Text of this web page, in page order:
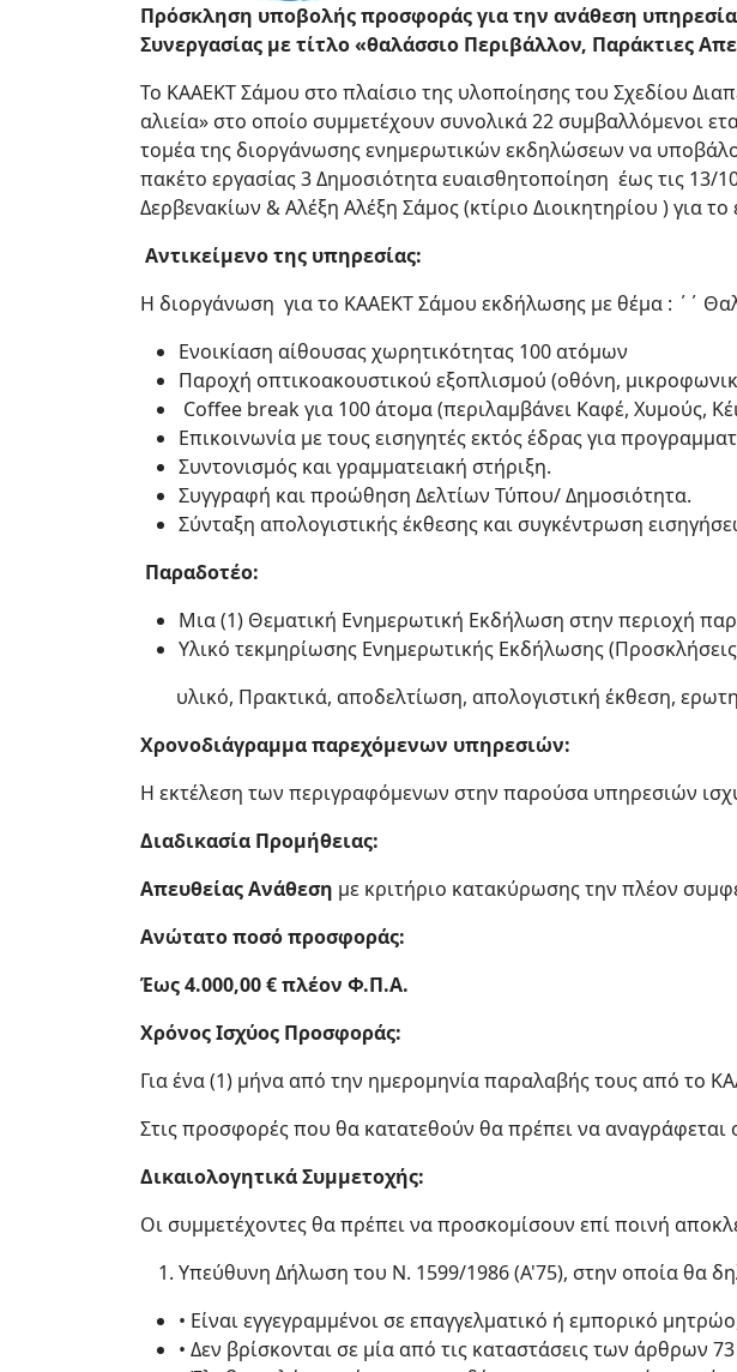
Text
Πρόσκληση υποβολής προσφοράς για την ανάθεση
Συνεργασίας με τίτλο «θαλάσσιο Περιβάλλον, Παράκτιες
Το ΚΑΑΕΚΤ Σάμου στο πλαίσιο της υλοποίησης του Σχεδίου
αλιεία» στο οποίο συμμετέχουν συνολικά 22 συμβαλλόμενοι
τομέα της διοργάνωσης ενημερωτικών εκδηλώσεων να
πακέτο εργασίας 3 Δημοσιότητα ευαισθητοποίηση έως τις
Δερβενακίων & Αλέξη Αλέξη Σάμος (κτίριο Διοικητηρίου ) για το
Αντικείμενο της υπηρεσίας:
Η διοργάνωση για το ΚΑΑΕΚΤ Σάμου εκδήλωσης με θέμα : ΄΄
Ενοικίαση αίθουσας χωρητικότητας 100 ατόμων
Παροχή οπτικοακουστικού εξοπλισμού (οθόνη,
Coffee break για 100 άτομα (περιλαμβάνει Καφέ, Χυμούς,
Επικοινωνία με τους εισηγητές εκτός έδρας για
Συντονισμός και γραμματειακή στήριξη.
Συγγραφή και προώθηση Δελτίων Τύπου/ Δημοσιότητα.
Σύνταξη απολογιστικής έκθεσης και συγκέντρωση
Παραδοτέο:
Μια (1) Θεματική Ενημερωτική Εκδήλωση στην περιοχή
Υλικό τεκμηρίωσης Ενημερωτικής Εκδήλωσης
υλικό, Πρακτικά, αποδελτίωση, απολογιστική έκθεση,
Χρονοδιάγραμμα παρεχόμενων υπηρεσιών:
Η εκτέλεση των περιγραφόμενων στην παρούσα υπηρεσιών
Διαδικασία Προμήθειας:
Απευθείας Ανάθεση με κριτήριο κατακύρωσης την πλέον
Ανώτατο ποσό προσφοράς:
Έως 4.000,00 € πλέον Φ.Π.Α.
Χρόνος Ισχύος Προσφοράς:
Για ένα (1) μήνα από την ημερομηνία παραλαβής τους από το
Στις προσφορές που θα κατατεθούν θα πρέπει να
Δικαιολογητικά Συμμετοχής:
Οι συμμετέχοντες θα πρέπει να προσκομίσουν επί ποινή
Υπεύθυνη Δήλωση του Ν. 1599/1986 (Α'75), στην οποία θα
• Είναι εγγεγραμμένοι σε επαγγελματικό ή εμπορικό
• Δεν βρίσκονται σε μία από τις καταστάσεις των άρθρων